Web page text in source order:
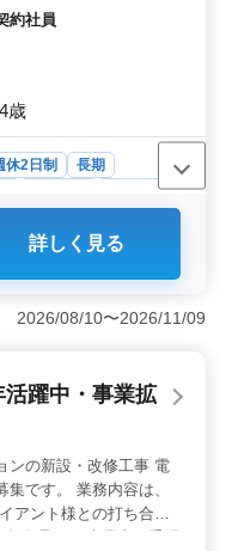
管理・工程管理・予算
、福利厚生 ※学歴不問
休日120日以上でオン
かりと仕事ができま
士＜一級以上＞
約社員
歳
休2日制
長期
施工管理
級土木施工管理技士
す。河川、道路、鉄
ラの案件に関わるこ
ができます。 ＜働
時間と比較的少なめ
持することが可能で
詳しく見る
2026/08/10〜2026/11/09
躍中・事業拡
ンの新設・改修工事 電
です。 業務内容は、
アント様との打ち合わ